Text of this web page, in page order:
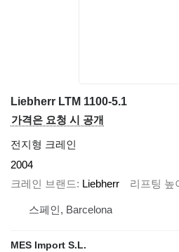
Liebherr LTM 1100-5.1
가격은 요청 시 공개
전지형 크레인
2004
크레인 브랜드
Liebherr 리프팅 높
스페인, Barcelona
MES Import S.L.